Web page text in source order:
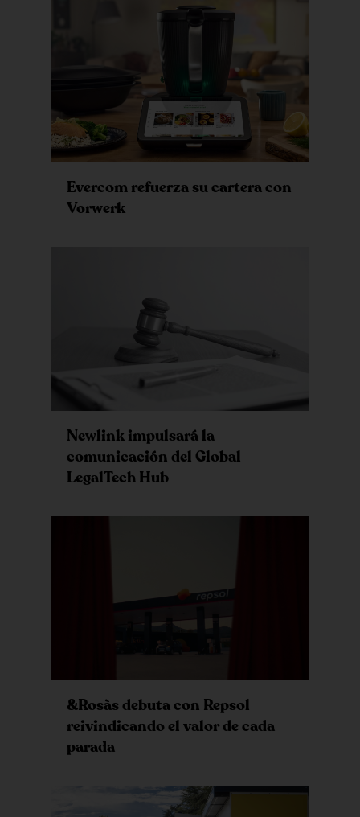
Evercom refuerza su cartera con
Vorwerk
Newlink impulsará la
comunicación del Global
LegalTech Hub
&Rosàs debuta con Repsol
reivindicando el valor de cada
parada